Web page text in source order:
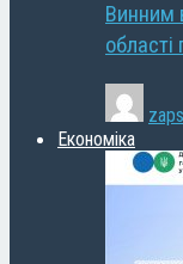
Винним
Економіка